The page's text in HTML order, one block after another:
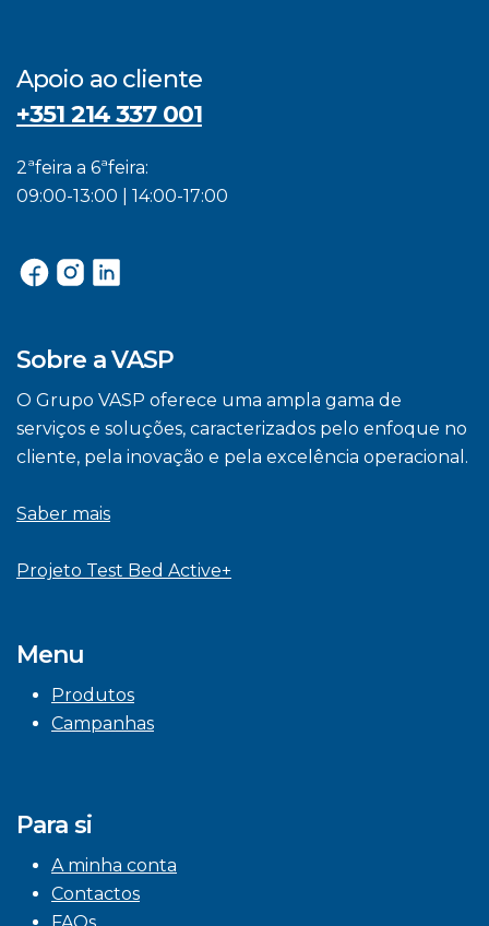
Apoio ao cliente
+351 214 337 001
2ªfeira a 6ªfeira:
09:00-13:00 | 14:00-17:00
Sobre a VASP
O Grupo VASP oferece uma ampla gama de
serviços e soluções, caracterizados pelo enfoque no
cliente, pela inovação e pela excelência operacional.
Saber mais
Projeto Test Bed Active+
Menu
Produtos
Campanhas
Para si
A minha conta
Contactos